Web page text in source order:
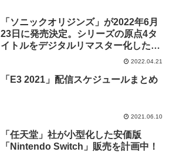
「ソニックオリジンズ」が2022年6月
23日に発売決定。シリーズの原点4タ
イトルをデジタルリマスター化したソ
2022.04.21
「E3 2021」配信スケジュールまとめ
2021.06.10
「任天堂」社が小型化した安価版
「Nintendo Switch」販売を計画中！